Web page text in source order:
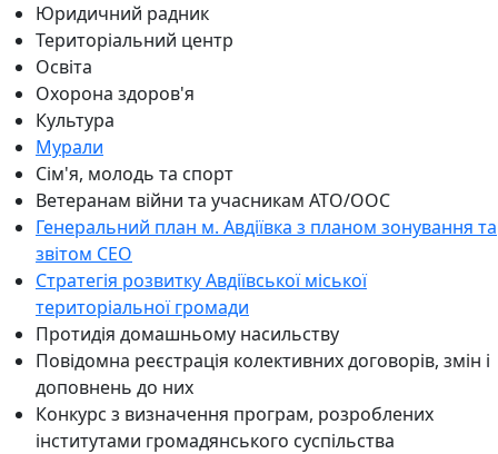
Юридичний радник
Територіальний центр
Освіта
Охорона здоров'я
Культура
Мурали
Сім'я, молодь та спорт
Ветеранам війни та учасникам АТО/ООС
Генеральний план м. Авдіївка з планом зонування та
звітом СЕО
Стратегія розвитку Авдіївської міської
територіальної громади
Протидія домашньому насильству
Повідомна реєстрація колективних договорів, змін і
доповнень до них
Конкурс з визначення програм, розроблених
інститутами громадянського суспільства